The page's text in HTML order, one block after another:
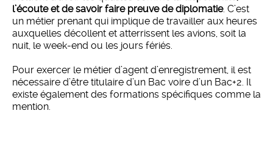
l’écoute et de savoir faire preuve de diplomatie. C’est
un métier prenant qui implique de travailler aux heures
auxquelles décollent et atterrissent les avions, soit la
nuit, le week-end ou les jours fériés.
Pour exercer le métier d’agent d’enregistrement, il est
nécessaire d’être titulaire d’un Bac voire d’un Bac+2. Il
existe également des formations spécifiques comme la
mention.